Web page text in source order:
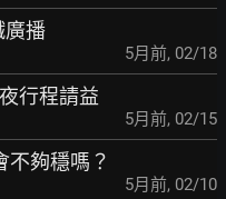
廣播
5月前, 02/18
行程請益
5月前, 02/15
不夠穩嗎？
5月前, 02/10